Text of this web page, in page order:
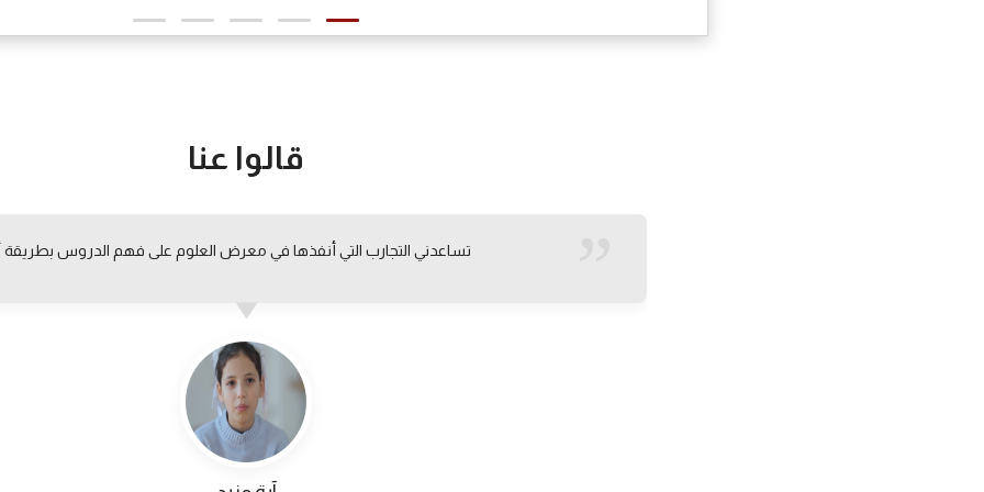
قالوا عنا
تساعدني التجارب التي أنفذها في معرض العلوم على فهم الدروس